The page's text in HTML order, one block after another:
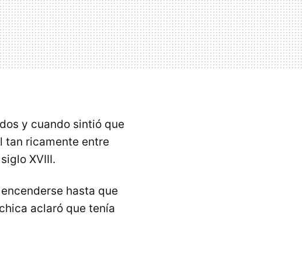
y cuando sintió que
tan ricamente entre
XVIII.
hasta que
aclaró que tenía